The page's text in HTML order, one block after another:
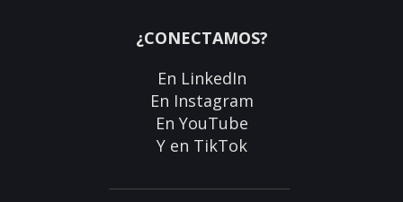
¿CONECTAMOS?
En LinkedIn
En Instagram
En YouTube
Y en TikTok